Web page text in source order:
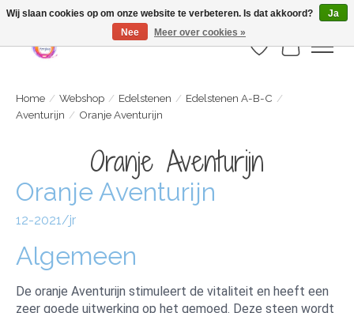
Webshop is geopend maar nog onder constructie | let op: Verzenden vanaf 29
juli
Verlanglijst
Home / Webshop / Edelstenen / Edelstenen A-B-C /
Aventurijn / Oranje Aventurijn
Oranje Aventurijn
Oranje Aventurijn
12-2021/jr
Algemeen
De oranje Aventurijn stimuleert de vitaliteit en heeft een
zeer goede uitwerking op het gemoed. Deze steen wordt
Wij slaan cookies op om onze website te verbeteren. Is dat akkoord?
Ja
Nee
Meer over cookies »